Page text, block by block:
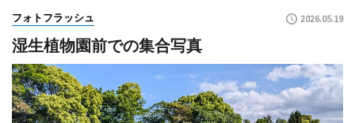
フォトフラッシュ 2026.05.19
湿生植物園前での集合写真